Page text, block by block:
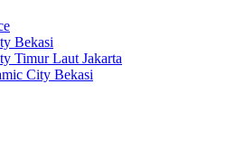
Bekasi
Timur Laut Jakarta
City Bekasi